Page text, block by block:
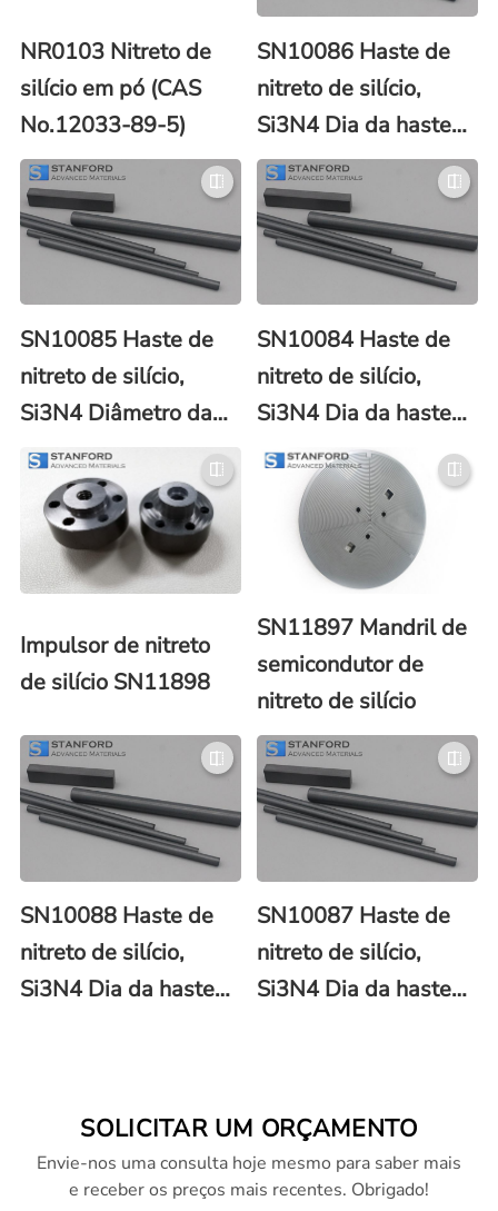
NR0103 Nitreto de
silício em pó (CAS
No.12033-89-5)
SN10086 Haste de
nitreto de silício,
Si3N4 Dia da haste
30 mm
SN10085 Haste de
nitreto de silício,
Si3N4 Diâmetro da
haste 25 mm
SN10084 Haste de
nitreto de silício,
Si3N4 Dia da haste
10 mm
Impulsor de nitreto
de silício SN11898
SN11897 Mandril de
semicondutor de
nitreto de silício
SN10088 Haste de
nitreto de silício,
Si3N4 Dia da haste
SN10087 Haste de
nitreto de silício,
Si3N4 Dia da haste
SOLICITAR UM ORÇAMENTO
Envie-nos uma consulta hoje mesmo para saber mais
e receber os preços mais recentes. Obrigado!